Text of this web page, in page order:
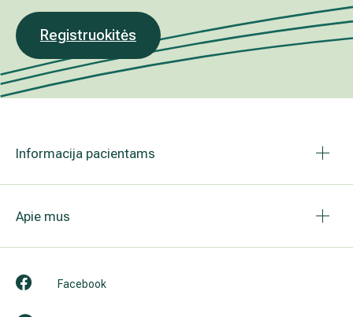
Registruokitės
Informacija pacientams
Apie mus
Facebook